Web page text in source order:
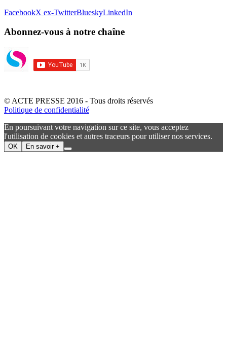
FacebookX ex-TwitterBlueskyLinkedIn
Abonnez-vous à notre chaîne
© ACTE PRESSE 2016 - Tous droits réservés
Politique de confidentialité
En poursuivant votre navigation sur ce site, vous acceptez
l'utilisation de cookies et autres traceurs pour utiliser nos services.
OK En savoir +